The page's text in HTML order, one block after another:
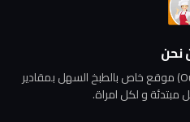
نحن
وصفات ام وليد مكتوبة (Oum Walid) موقع خاص بالطبخ السهل بمقادير
و لكل امراة.